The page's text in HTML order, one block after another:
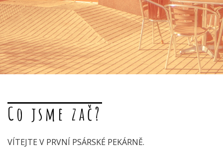
Co jsme zač?
VÍTEJTE V PRVNÍ PSÁRSKÉ PEKÁRNĚ.